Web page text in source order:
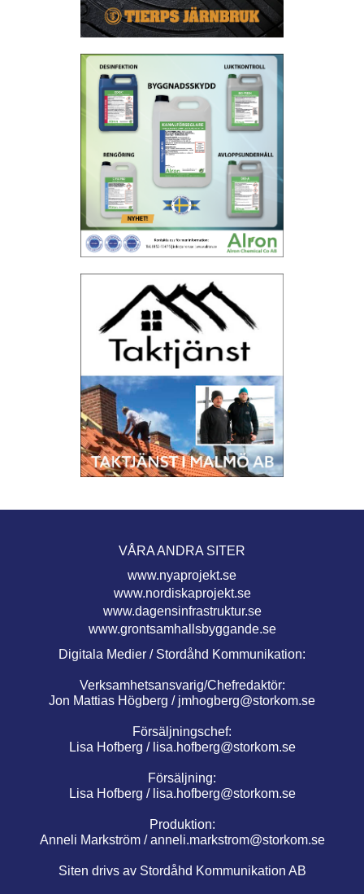
VÅRA ANDRA SITER
www.nyaprojekt.se
www.nordiskaprojekt.se
www.dagensinfrastruktur.se
www.grontsamhallsbyggande.se
Digitala Medier / Stordåhd Kommunikation:
Verksamhetsansvarig/Chefredaktör:
Jon Mattias Högberg / jmhogberg@storkom.se
Försäljningschef:
Lisa Hofberg / lisa.hofberg@storkom.se
Försäljning:
Lisa Hofberg / lisa.hofberg@storkom.se
Produktion:
Anneli Markström /anneli.markstrom@storkom.se
Siten drivs av Stordåhd Kommunikation AB